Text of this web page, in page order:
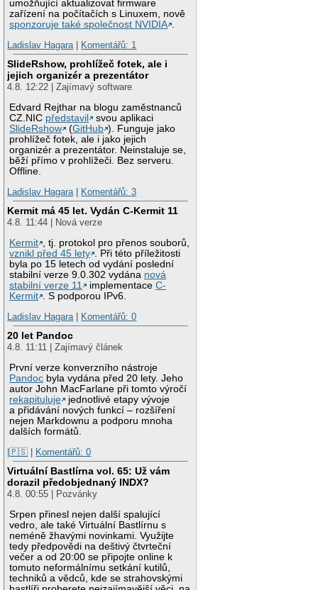
umožňující aktualizovat firmware
zařízení na počítačích s Linuxem, nově
sponzoruje také společnost NVIDIA
Ladislav Hagara| Komentářů: 1
SlideRshow, prohlížeč fotek, ale i
jejich organizér a prezentátor
4.8. 12:22 | Zajímavý software
Edvard Rejthar na blogu zaměstnanců
CZ.NIC představil
svou aplikaci
SlideRshow
(GitHub ). Funguje jako
prohlížeč fotek, ale i jako jejich
organizér a prezentátor. Neinstaluje se,
běží přímo v prohlížeči. Bez serveru.
Offline.
Ladislav Hagara| Komentářů: 3
Kermit má 45 let. Vydán C-Kermit 11
4.8. 11:44 | Nová verze
Kermit
, tj. protokol pro přenos souborů,
vznikl před 45 lety
. Při této příležitosti
byla po 15 letech od vydání poslední
stabilní verze 9.0.302 vydána nová
stabilní verze 11
implementaceC-
Kermit
. S podporou IPv6.
Ladislav Hagara| Komentářů: 0
20 let Pandoc
4.8. 11:11 | Zajímavý článek
První verze konverzního nástroje
Pandoc byla vydána před 20 lety. Jeho
autor John MacFarlane při tomto výročí
rekapituluje
jednotlivé etapy vývoje
a přidávání nových funkcí – rozšíření
nejen Markdownu a podporu mnoha
dalších formátů.
|🇵🇸
Komentářů: 0
Virtuální Bastlírna vol. 65: Už vám
dorazil předobjednaný INDX?
4.8. 00:55 | Pozvánky
Srpen přinesl nejen další spalující
vedro, ale také Virtuální Bastlírnu s
neméně žhavými novinkami. Využijte
tedy předpovědi na deštivý čtvrteční
večer a od 20:00 se připojte online k
tomuto neformálnímu setkání kutilů,
techniků a vědců, kde se strahovskými